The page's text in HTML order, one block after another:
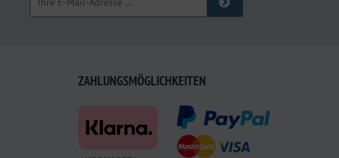
ZAHLUNGSMÖGLICHKEITEN